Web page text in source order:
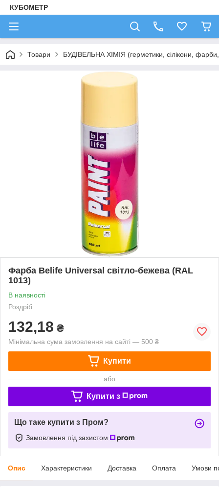
КУБОМЕТР
Товари БУДІВЕЛЬНА ХІМІЯ (герметики, сілікони, фарби,
Фарба Belife Universal світло-бежева (RAL
1013)
В наявності
Роздріб
132,18 ₴
Мінімальна сума замовлення на сайті — 500 ₴
Купити
або
Купити з
Що таке купити з Пром?
Замовлення під захистом
Опис Характеристики Доставка Оплата Умови